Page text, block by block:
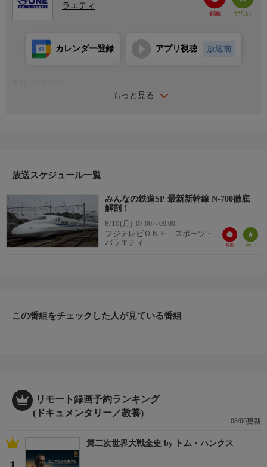
ラエティ
もっと見る
カレンダー登録 アプリ視聴 放送前
しその様子を徹底解説する。
（初回放送 2007年6月17日）
放送スケジュール一覧
みんなの鉄道SP 最新新幹線 N-700徹底
解剖！
8/10(月) 07:00～09:00
フジテレビＯＮＥ スポーツ・
バラエティ
この番組をチェックした人が見ている番組
リモート録画予約ランキング
(ドキュメンタリー／教養)
08/06更新
第二次世界大戦全史 by トム・ハンクス